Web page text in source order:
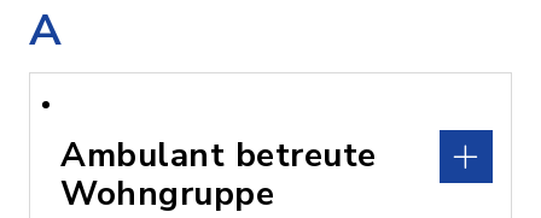
A
Ambulant betreute
Wohngruppe